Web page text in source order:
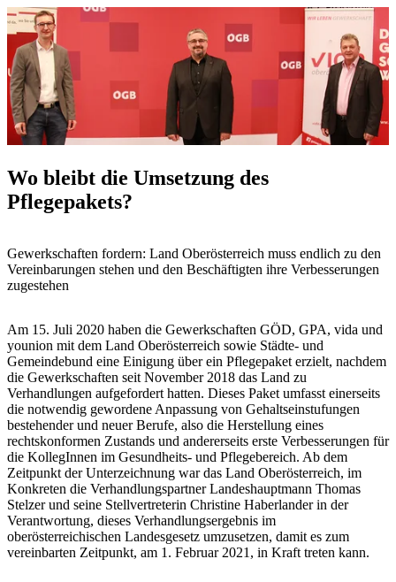
Wo bleibt die Umsetzung des
Pflegepakets?
Gewerkschaften fordern: Land Oberösterreich muss endlich zu den
Vereinbarungen stehen und den Beschäftigten ihre Verbesserungen
zugestehen
Am 15. Juli 2020 haben die Gewerkschaften GÖD, GPA, vida und
younion mit dem Land Oberösterreich sowie Städte- und
Gemeindebund eine Einigung über ein Pflegepaket erzielt, nachdem
die Gewerkschaften seit November 2018 das Land zu
Verhandlungen aufgefordert hatten. Dieses Paket umfasst einerseits
die notwendig gewordene Anpassung von Gehaltseinstufungen
bestehender und neuer Berufe, also die Herstellung eines
rechtskonformen Zustands und andererseits erste Verbesserungen für
die KollegInnen im Gesundheits- und Pflegebereich. Ab dem
Zeitpunkt der Unterzeichnung war das Land Oberösterreich, im
Konkreten die Verhandlungspartner Landeshauptmann Thomas
Stelzer und seine Stellvertreterin Christine Haberlander in der
Verantwortung, dieses Verhandlungsergebnis im
oberösterreichischen Landesgesetz umzusetzen, damit es zum
vereinbarten Zeitpunkt, am 1. Februar 2021, in Kraft treten kann.